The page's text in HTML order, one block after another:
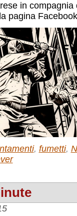
in
la pagina
, fumetti,